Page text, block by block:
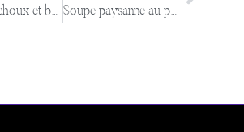
Soupe au choux et bacon Soupe paysanne au poulet